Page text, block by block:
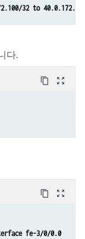
32 to
다.
content_copy zoom_out_map
content_copy zoom_out_map
fe-3/0/0.0